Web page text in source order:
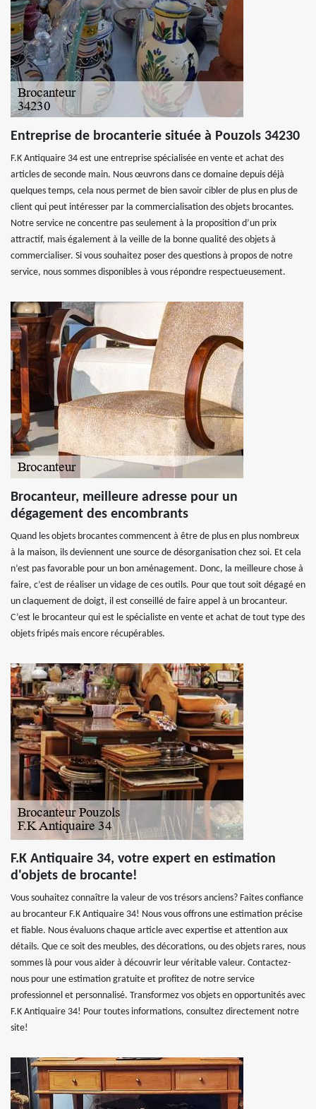
Entreprise de brocanterie située à Pouzols 34230
F.K Antiquaire 34 est une entreprise spécialisée en vente et achat des
articles de seconde main. Nous œuvrons dans ce domaine depuis déjà
quelques temps, cela nous permet de bien savoir cibler de plus en plus de
client qui peut intéresser par la commercialisation des objets brocantes.
Notre service ne concentre pas seulement à la proposition d’un prix
attractif, mais également à la veille de la bonne qualité des objets à
commercialiser. Si vous souhaitez poser des questions à propos de notre
service, nous sommes disponibles à vous répondre respectueusement.
Brocanteur, meilleure adresse pour un
dégagement des encombrants
Quand les objets brocantes commencent à être de plus en plus nombreux
à la maison, ils deviennent une source de désorganisation chez soi. Et cela
n’est pas favorable pour un bon aménagement. Donc, la meilleure chose à
faire, c’est de réaliser un vidage de ces outils. Pour que tout soit dégagé en
un claquement de doigt, il est conseillé de faire appel à un brocanteur.
C’est le brocanteur qui est le spécialiste en vente et achat de tout type des
objets fripés mais encore récupérables.
F.K Antiquaire 34, votre expert en estimation
d'objets de brocante!
Vous souhaitez connaître la valeur de vos trésors anciens? Faites confiance
au brocanteur F.K Antiquaire 34! Nous vous offrons une estimation précise
et fiable. Nous évaluons chaque article avec expertise et attention aux
détails. Que ce soit des meubles, des décorations, ou des objets rares, nous
sommes là pour vous aider à découvrir leur véritable valeur. Contactez-
nous pour une estimation gratuite et profitez de notre service
professionnel et personnalisé. Transformez vos objets en opportunités avec
F.K Antiquaire 34! Pour toutes informations, consultez directement notre
site!